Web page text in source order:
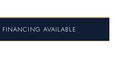
FINANCING AVAILABLE